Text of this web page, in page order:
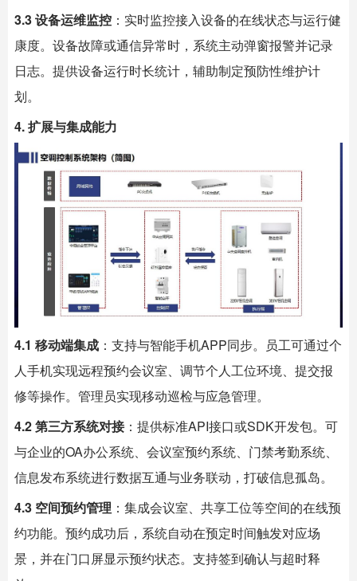
3.3 设备运维监控 ：实时监控接入设备的在线状态与运行健
康度。设备故障或通信异常时，系统主动弹窗报警并记录
日志。提供设备运行时长统计，辅助制定预防性维护计
划。
4. 扩展与集成能力
4.1 移动端集成 ：支持与智能手机APP同步。员工可通过个
人手机实现远程预约会议室、调节个人工位环境、提交报
修等操作。管理员实现移动巡检与应急管理。
4.2 第三方系统对接：提供标准API接口或SDK开发包。可
与企业的OA办公系统、会议室预约系统、门禁考勤系统、
信息发布系统进行数据互通与业务联动，打破信息孤岛。
4.3 空间预约管理 ：集成会议室、共享工位等空间的在线预
约功能。预约成功后，系统自动在预定时间触发对应场
景，并在门口屏显示预约状态。支持签到确认与超时释